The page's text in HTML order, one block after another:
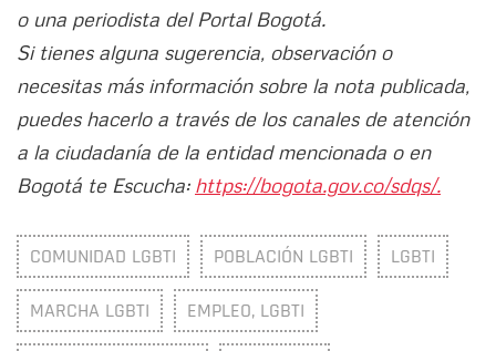
o una periodista del Portal Bogotá.
Si tienes alguna sugerencia, observación o
necesitas más información sobre la nota publicada,
puedes hacerlo a través de los canales de atención
a la ciudadanía de la entidad mencionada o en
Bogotá te Escucha: https://bogota.gov.co/sdqs/.
COMUNIDAD LGBTI POBLACIÓN LGBTI LGBTI
MARCHA LGBTI EMPLEO, LGBTI